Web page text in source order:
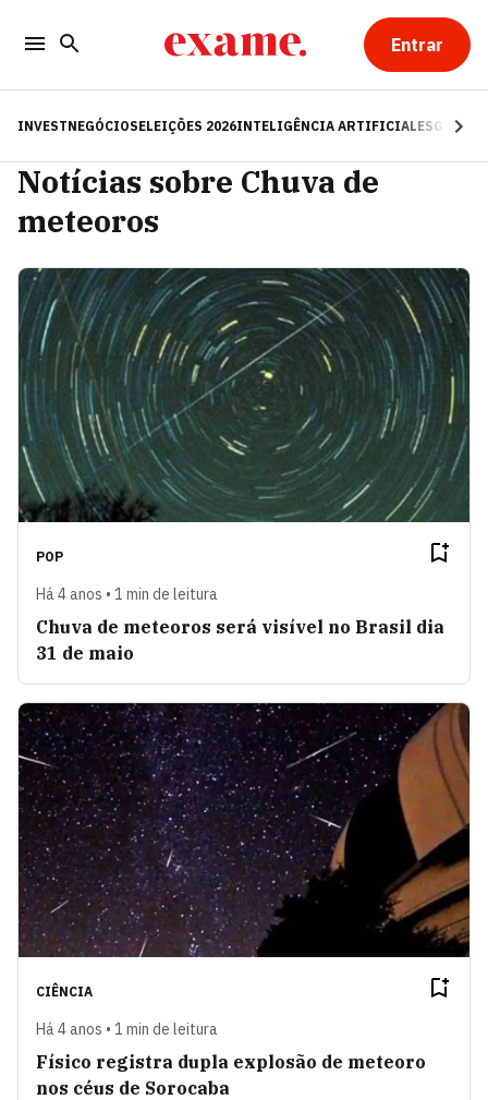
Entrar
INVESTNEGÓCIOSELEIÇÕES 2026INTELIGÊNCIA ARTIFICIALESG
Notícias sobre Chuva de
meteoros
POP
Há 4 anos • 1 min de leitura
Chuva de meteoros será visível no Brasil dia
31 de maio
CIÊNCIA
Há 4 anos • 1 min de leitura
Físico registra dupla explosão de meteoro
nos céus de Sorocaba